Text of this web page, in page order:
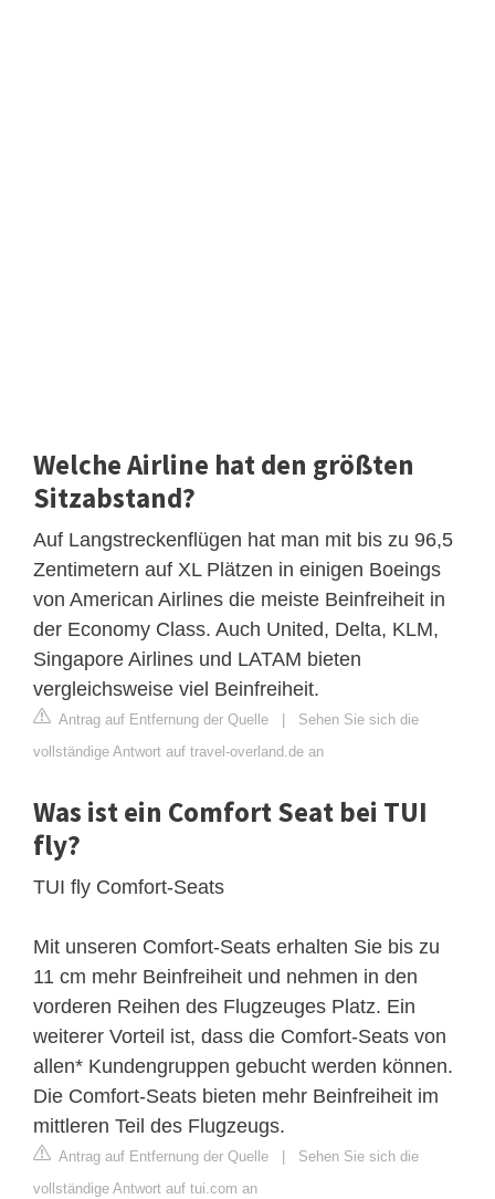
Welche Airline hat den größten
Sitzabstand?
Auf Langstreckenflügen hat man mit bis zu 96,5
Zentimetern auf XL Plätzen in einigen Boeings
von American Airlines die meiste Beinfreiheit in
der Economy Class. Auch United, Delta, KLM,
Singapore Airlines und LATAM bieten
vergleichsweise viel Beinfreiheit.
Antrag auf Entfernung der Quelle
Sehen Sie sich die
vollständige Antwort auf travel-overland.de an
Was ist ein Comfort Seat bei TUI
fly?
TUI fly Comfort-Seats
Mit unseren Comfort-Seats erhalten Sie bis zu
11 cm mehr Beinfreiheit und nehmen in den
vorderen Reihen des Flugzeuges Platz. Ein
weiterer Vorteil ist, dass die Comfort-Seats von
allen* Kundengruppen gebucht werden können.
Die Comfort-Seats bieten mehr Beinfreiheit im
mittleren Teil des Flugzeugs.
Antrag auf Entfernung der Quelle
Sehen Sie sich die
vollständige Antwort auf tui.com an